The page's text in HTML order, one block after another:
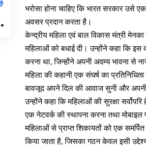
भरोसा होना चाहिए कि भारत सरकार उसे
अवसर प्रदान करता है।
केन्‍द्रीय महिला एवं बाल विकास मंत्री
महिलाओं को बधाई दी। उन्‍होंने कहा कि इस
करना था, जिन्‍होंने अपनी अदम्‍य भावना से
महिला की कहानी एक संघर्ष का
बावजूद अपने दिल की आवाज सुनी और
उन्‍होंने कहा कि महिलाओं की सुरक्षा
एक नेटवर्क की स्‍थापना करना तथा
महिलाओं से प्राप्‍त शिकायतों को एक
किया जाता है, जिसका गठन केवल इसी